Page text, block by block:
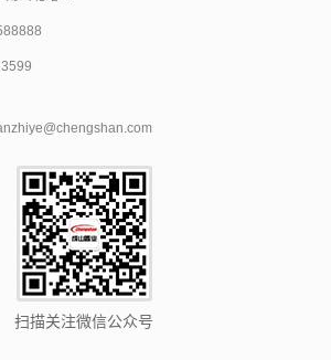
扫描关注微信公众号